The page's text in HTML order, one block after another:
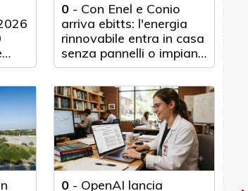
0 - Con Enel e Conio
arriva ebitts: l'energia
rinnovabile entra in casa
senza pannelli o impianti
fisici
0 - OpenAI lancia